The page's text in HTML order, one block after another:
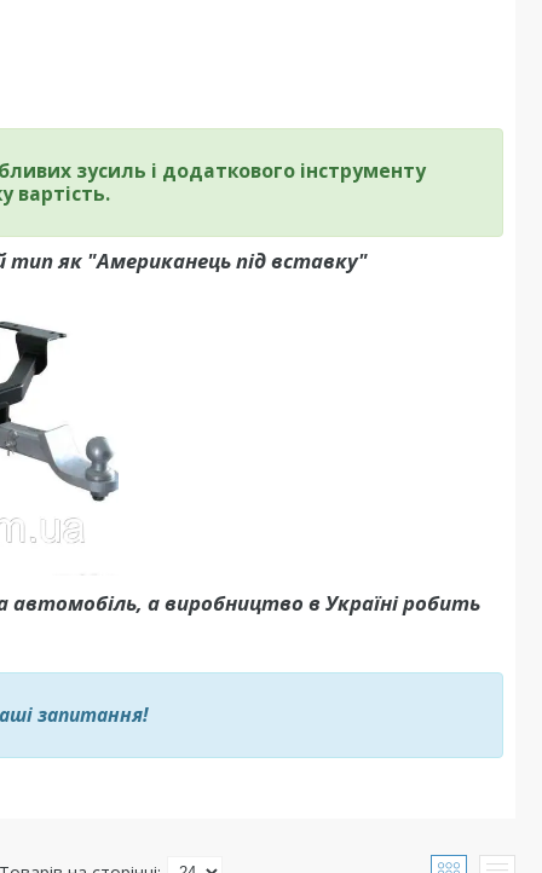
зусиль і додаткового інструменту
вартість.
як "Американець під вставку"
а виробництво в Україні робить
запитання!